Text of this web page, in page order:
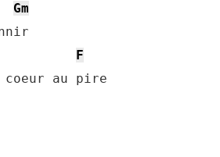
Gm
F
coeur au pire